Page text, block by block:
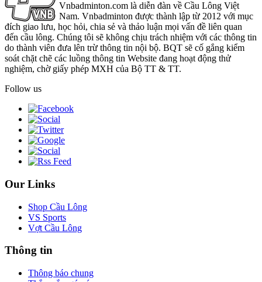
Vnbadminton.com là diễn đàn về Cầu Lông Việt
Nam. Vnbadminton được thành lập từ 2012 với mục
đích giao lưu, học hỏi, chia sẻ và thảo luận mọi vấn đề liên quan
đến cầu lông. Chúng tôi sẽ không chịu trách nhiệm với các thông tin
do thành viên đưa lên trừ thông tin nội bộ. BQT sẽ cố gắng kiểm
soát chặt chẽ các luồng thông tin Website đang hoạt động thử
nghiệm, chờ giấy phép MXH của Bộ TT & TT.
Follow us
Our Links
Shop Cầu Lông
VS Sports
Vợt Cầu Lông
Thông tin
Thông báo chung